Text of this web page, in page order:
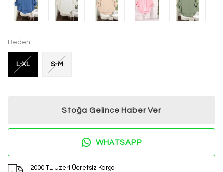
Beden
L-XL S-M
Stoğa Gelince Haber Ver
WHATSAPP
2000 TL Üzeri Ücretsiz Kargo